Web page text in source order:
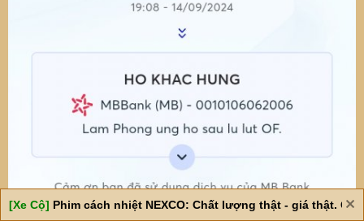
[Xe Cộ] Phim cách nhiệt NEXCO: Chất lượng thật - giá thật. Giá